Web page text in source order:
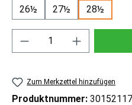
26½
27½ 28½
Produkt Anzahl:
Zum Merkzettel hinzufügen
Produktnummer: